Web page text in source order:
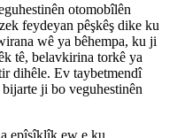
otomobîlên
feydeyan pêşkêş dike ku
wê ya bêhempa, ku ji
tê, belavkirina torkê ya
dihêle. Ev taybetmendî
ji bo veguhestinên
epîsîklîk ew e ku